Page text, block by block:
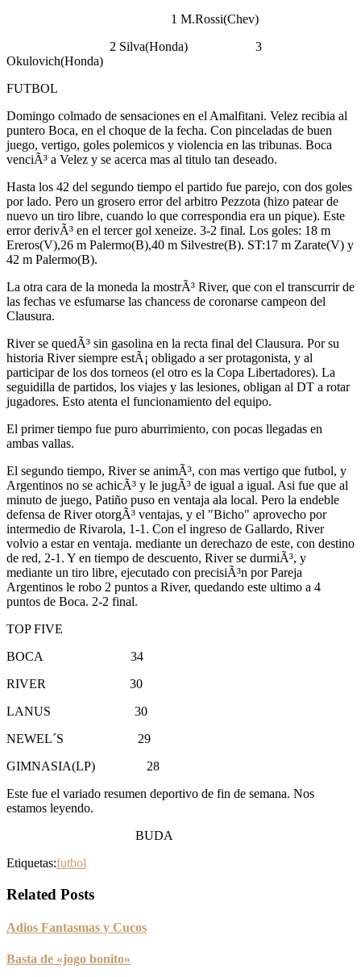
1 M.Rossi(Chev)
2 Silva(Honda) 3
Okulovich(Honda)
FUTBOL
Domingo colmado de sensaciones en el Amalfitani. Velez recibia al
puntero Boca, en el choque de la fecha. Con pinceladas de buen
juego, vertigo, goles polemicos y violencia en las tribunas. Boca
venciÃ³ a Velez y se acerca mas al titulo tan deseado.
Hasta los 42 del segundo tiempo el partido fue parejo, con dos goles
por lado. Pero un grosero error del arbitro Pezzota (hizo patear de
nuevo un tiro libre, cuando lo que correspondia era un pique). Este
error derivÃ³ en el tercer gol xeneize. 3-2 final. Los goles: 18 m
Ereros(V),26 m Palermo(B),40 m Silvestre(B). ST:17 m Zarate(V) y
42 m Palermo(B).
La otra cara de la moneda la mostrÃ³ River, que con el transcurrir de
las fechas ve esfumarse las chancess de coronarse campeon del
Clausura.
River se quedÃ³ sin gasolina en la recta final del Clausura. Por su
historia River siempre estÃ¡ obligado a ser protagonista, y al
participar de los dos torneos (el otro es la Copa Libertadores). La
seguidilla de partidos, los viajes y las lesiones, obligan al DT a rotar
jugadores. Esto atenta el funcionamiento del equipo.
El primer tiempo fue puro aburrimiento, con pocas llegadas en
ambas vallas.
El segundo tiempo, River se animÃ³, con mas vertigo que futbol, y
Argentinos no se achicÃ³ y le jugÃ³ de igual a igual. Asi fue que al
minuto de juego, Patiño puso en ventaja ala local. Pero la endeble
defensa de River otorgÃ³ ventajas, y el "Bicho" aprovecho por
intermedio de Rivarola, 1-1. Con el ingreso de Gallardo, River
volvio a estar en ventaja. mediante un derechazo de este, con destino
de red, 2-1. Y en tiempo de descuento, River se durmiÃ³, y
mediante un tiro libre, ejecutado con precisiÃ³n por Pareja
Argentinos le robo 2 puntos a River, quedando este ultimo a 4
puntos de Boca. 2-2 final.
TOP FIVE
BOCA 34
RIVER 30
LANUS 30
NEWEL´S 29
GIMNASIA(LP) 28
Este fue el variado resumen deportivo de fin de semana. Nos
estamos leyendo.
BUDA
Etiquetas:futbol
Related Posts
Adios Fantasmas y Cucos
Basta de «jogo bonito»